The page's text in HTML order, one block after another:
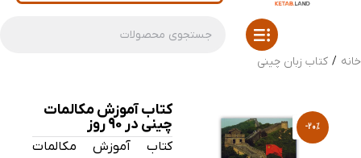
خانه / کتاب زبان چینی
-20%
کتاب آموزش مکالمات
چینی در 90 روز
کتاب آموزش مکالمات